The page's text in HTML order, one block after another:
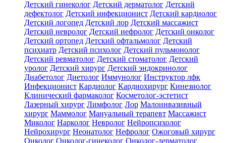
Детский гинеколог Детский дерматолог Детский
дефектолог Детский инфекционист Детский кардиолог
Детский логопед Детский лор Детский массажист
Детский невролог Детский нефролог Детский онколог
Детский ортопед Детский офтальмолог Детский
психиатр Детский психолог Детский пульмонолог
Детский ревматолог Детский стоматолог Детский
уролог Детский хирург Детский эндокринолог
Диабетолог Диетолог Иммунолог Инструктор лфк
Инфекционист Кардиолог Кардиохирург Кинезиолог
Клинический фармаколог Косметолог-эстетист
Лазерный хирург Лимфолог Лор Малоинвазивный
хирург Маммолог Мануальный терапевт Массажист
Миколог Нарколог Невролог Нейропсихолог
Нейрохирург Неонатолог Нефролог Ожоговый хирург
Онколог Онколог-гинеколог Онколог-дерматолог